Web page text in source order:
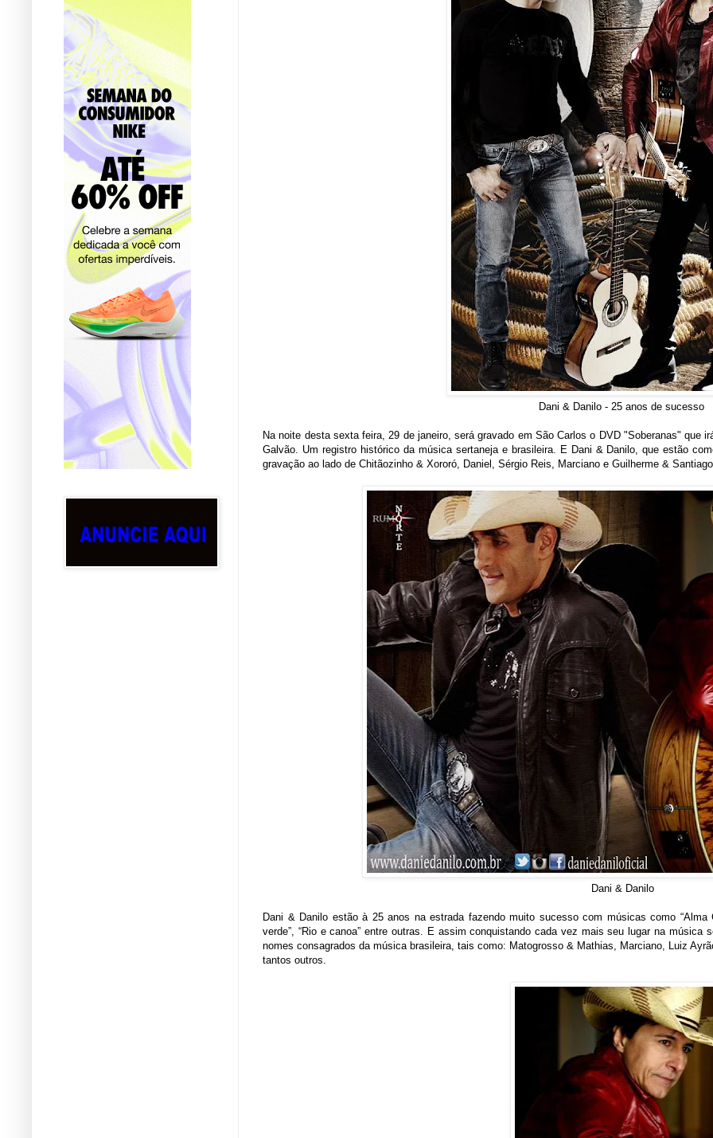
Dani & Danilo - 25 anos de sucesso
Na noite desta sexta feira, 29 de janeiro, será gravado em São Carlos o DVD "Soberanas" que
Galvão. Um registro histórico da música sertaneja e brasileira. E Dani & Danilo, que estão
gravação ao lado de Chitãozinho & Xororó, Daniel, Sérgio Reis, Marciano e Guilherme &
Dani & Danilo
Dani & Danilo estão à 25 anos na estrada fazendo muito sucesso com músicas como “Alma
verde”, “Rio e canoa” entre outras. E assim conquistando cada vez mais seu lugar na música
nomes consagrados da música brasileira, tais como: Matogrosso & Mathias, Marciano, Luiz
tantos outros.